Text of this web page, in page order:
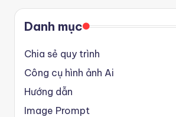
Danh mục
Chia sẻ quy trình
Công cụ hình ảnh Ai
Hướng dẫn
Image Prompt